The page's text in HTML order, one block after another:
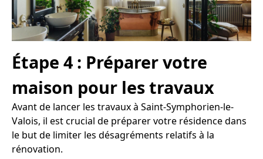
Étape 4 : Préparer votre
maison pour les travaux
Avant de lancer les travaux à Saint-Symphorien-le-
Valois, il est crucial de préparer votre résidence dans
le but de limiter les désagréments relatifs à la
rénovation.